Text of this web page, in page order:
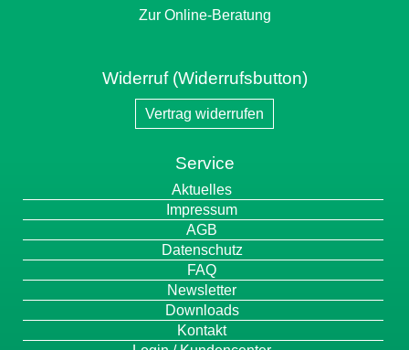
Zur Online-Beratung
Widerruf (Widerrufsbutton)
Vertrag widerrufen
Service
Navigation
überspringen
Aktuelles
Impressum
AGB
Datenschutz
FAQ
Newsletter
Downloads
Kontakt